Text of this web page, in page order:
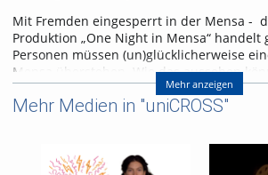
Mit Fremden eingesperrt in der Mensa -
Produktion „One Night in Mensa“ handelt
Personen müssen (un)glücklicherweise
Mensa überstehen. Wie das aussehen
MONDO Musiktheater in ihrem
Szene gesetzt.
Mehr anzeigen
Mehr Medien in "uniCROSS"